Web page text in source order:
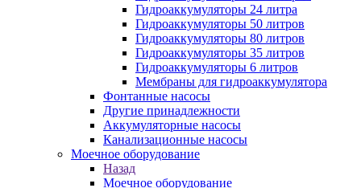
Гидроаккумуляторы 24 литра
Гидроаккумуляторы 50 литров
Гидроаккумуляторы 80 литров
Гидроаккумуляторы 35 литров
Гидроаккумуляторы 6 литров
Мембраны для гидроаккумулятора
Фонтанные насосы
Другие принадлежности
Аккумуляторные насосы
Канализационные насосы
Моечное оборудование
Назад
Моечное оборудование